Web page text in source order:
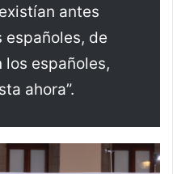
antes
españoles, de
los españoles,
ahora”.